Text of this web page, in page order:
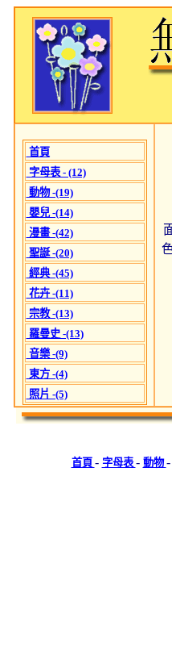
首頁
字母表 - (12)
動物 -(19)
嬰兒 -(14)
漫畫 -(42)
聖誕 -(20)
經典 -(45)
花卉 -(11)
宗教 -(13)
羅曼史 -(13)
音樂 -(9)
東方 -(4)
照片 -(5)
首頁 - 字母表 - 動物-